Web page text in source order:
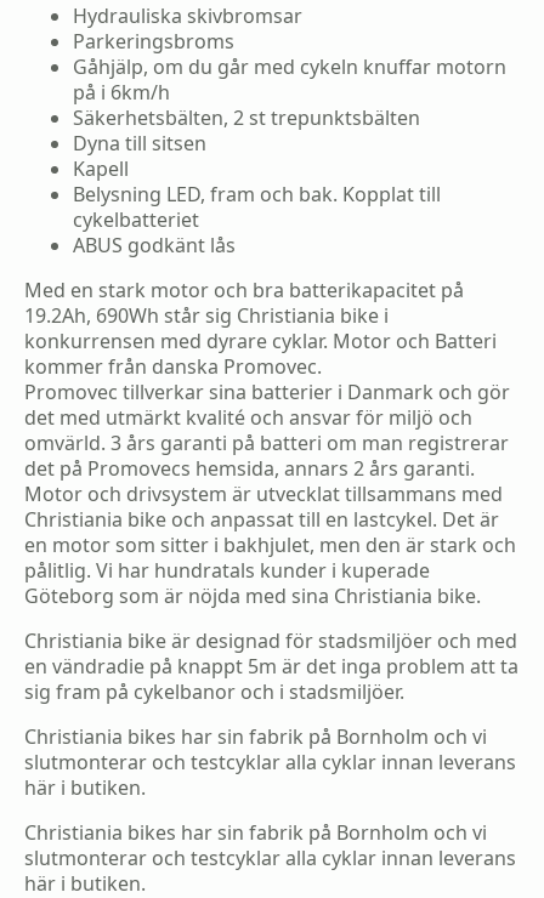
Hydrauliska skivbromsar
Parkeringsbroms
Gåhjälp, om du går med cykeln knuffar motorn
på i 6km/h
Säkerhetsbälten, 2 st trepunktsbälten
Dyna till sitsen
Kapell
Belysning LED, fram och bak. Kopplat till
cykelbatteriet
ABUS godkänt lås
Med en stark motor och bra batterikapacitet på
19.2Ah, 690Wh står sig Christiania bike i
konkurrensen med dyrare cyklar. Motor och Batteri
kommer från danska Promovec.
Promovec tillverkar sina batterier i Danmark och gör
det med utmärkt kvalité och ansvar för miljö och
omvärld. 3 års garanti på batteri om man registrerar
det på Promovecs hemsida, annars 2 års garanti.
Motor och drivsystem är utvecklat tillsammans med
Christiania bike och anpassat till en lastcykel. Det är
en motor som sitter i bakhjulet, men den är stark och
pålitlig. Vi har hundratals kunder i kuperade
Göteborg som är nöjda med sina Christiania bike.
Christiania bike är designad för stadsmiljöer och med
en vändradie på knappt 5m är det inga problem att ta
sig fram på cykelbanor och i stadsmiljöer.
Christiania bikes har sin fabrik på Bornholm och vi
slutmonterar och testcyklar alla cyklar innan leverans
här i butiken.
Christiania bikes har sin fabrik på Bornholm och vi
slutmonterar och testcyklar alla cyklar innan leverans
här i butiken.